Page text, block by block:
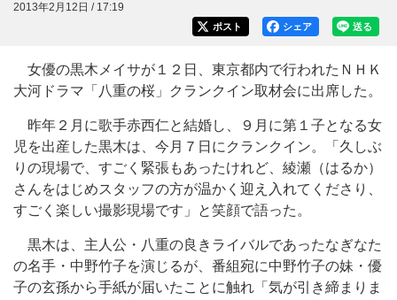
2013年2月12日 / 17:19
送る
シェア
ポスト
女優の黒木メイサが１２日、東京都内で行われたＮＨＫ
大河ドラマ「八重の桜」クランクイン取材会に出席した。
昨年２月に歌手赤西仁と結婚し、９月に第１子となる女
児を出産した黒木は、今月７日にクランクイン。「久しぶ
りの現場で、すごく緊張もあったけれど、綾瀬（はるか）
さんをはじめスタッフの方が温かく迎え入れてくださり、
すごく楽しい撮影現場です」と笑顔で語った。
黒木は、主人公・八重の良きライバルであったなぎなた
の名手・中野竹子を演じるが、番組宛に中野竹子の妹・優
子の玄孫から手紙が届いたことに触れ「気が引き締まりま